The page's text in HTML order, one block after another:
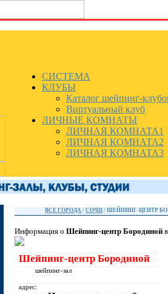
СИСТЕМА
КЛУБЫ
Каталог шейпинг-
Виртуальный клуб
ЛИЧНЫЕ КОМНАТЫ
ЛИЧНАЯ КОМНАТА1
ЛИЧНАЯ КОМНАТА2
ЛИЧНАЯ КОМНАТА3
ВСЕ ГОРОДА /СОЧИ / ШЕЙПИНГ-ЦЕНТР
Информация о Шейпинг-центр Бородиной
Шейпинг-центр Бородиной
шейпинг-зал
адрес: